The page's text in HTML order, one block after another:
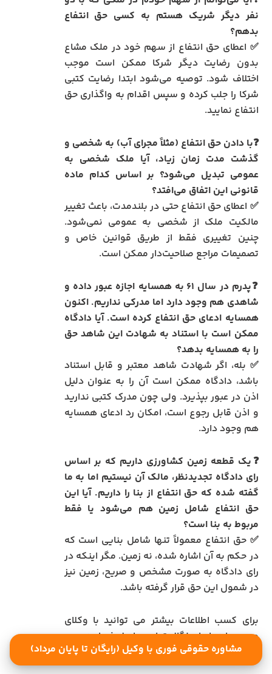
نفر دیگر شریک هستم به کسی حق انتفاع
بدهم؟
✅ اعطای حق انتفاع از سهم خود در ملک مشاع
بدون رضایت دیگر شرکا ممکن است موجب
اختلاف شود. توصیه می‌شود ابتدا رضایت کتبی
شرکا را جلب کرده و سپس اقدام به واگذاری حق
انتفاع نمایید.
❓با دادن حق انتفاع (مثلاً مجرای آب) به شخصی و
گذشت مدت زمان زیاد، آیا ملک شخصی به
عمومی تبدیل می‌شود؟ بر اساس کدام ماده
قانونی این اتفاق می‌افتد؟
✅ اعطای حق انتفاع حتی در بلندمدت، باعث تغییر
مالکیت ملک از شخصی به عمومی نمی‌شود.
چنین تغییری فقط از طریق قوانین خاص و
تصمیمات مراجع صلاحیت‌دار ممکن است.
❓پدرم در سال ۶۱ به همسایه اجازه عبور داده و
شاهدی هم وجود دارد اما مدرکی نداریم. اکنون
همسایه ادعای حق انتفاع کرده است. آیا دادگاه
ممکن است با استناد به شهادت این شاهد حق
را به همسایه بدهد؟
✅ بله، اگر شهادت شاهد معتبر و قابل استناد
باشد، دادگاه ممکن است آن را به عنوان دلیل
اذن در عبور بپذیرد. ولی چون مدرک کتبی ندارید
و اذن قابل رجوع است، امکان رد ادعای همسایه
هم وجود دارد.
❓یک قطعه زمین کشاورزی داریم که بر اساس
رای دادگاه تجدیدنظر، مالک آن نیستیم اما به ما
گفته شده که حق انتفاع از بنا را داریم. آیا این
حق انتفاع شامل زمین هم می‌شود یا فقط
مربوط به بنا است؟
✅ حق انتفاع معمولاً تنها شامل بنایی است که
در حکم به آن اشاره شده، نه زمین. مگر اینکه در
رای دادگاه به صورت مشخص و صریح، زمین نیز
در شمول این حق قرار گرفته باشد.
برای کسب اطلاعات بیشتر می توانید با وکلای
مجرب ما در ایران لگال تماس حاصل فرمایید.
مشاوره حقوقی فوری با وکیل (رایگان تا پایان مرداد)